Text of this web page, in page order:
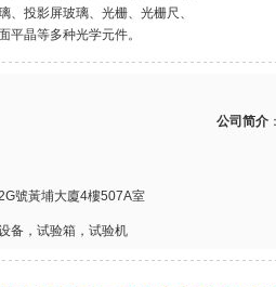
、投影屏玻璃、光栅、光栅尺、
平晶等多种光学元件。
號黃埔大廈4樓507A室
备，试验箱，试验机
公司简介